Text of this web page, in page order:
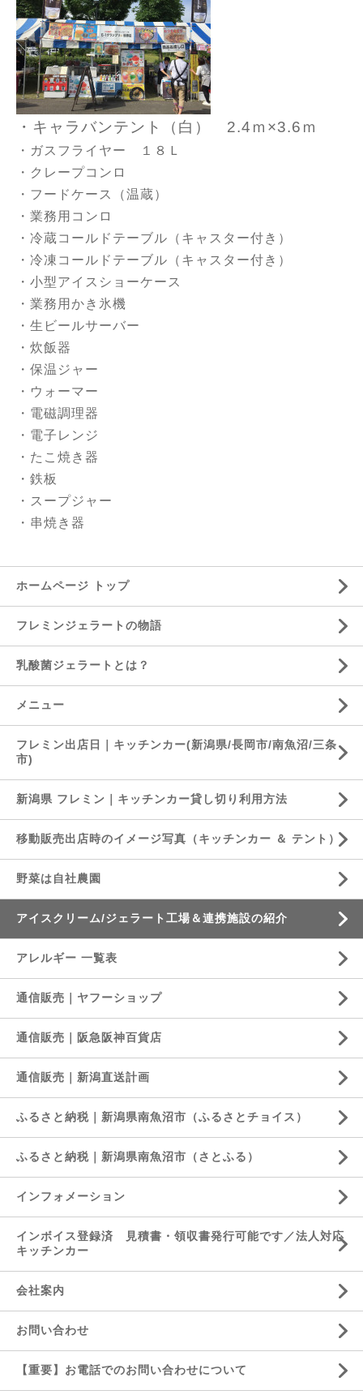
・キャラバンテント（白） 2.4ｍ×3.6ｍ
・ガスフライヤー １８Ｌ
・クレープコンロ
・フードケース（温蔵）
・業務用コンロ
・冷蔵コールドテーブル（キャスター付き）
・冷凍コールドテーブル（キャスター付き）
・小型アイスショーケース
・業務用かき氷機
・生ビールサーバー
・炊飯器
・保温ジャー
・ウォーマー
・電磁調理器
・電子レンジ
・たこ焼き器
・鉄板
・スープジャー
・串焼き器
ホームページ トップ
フレミンジェラートの物語
乳酸菌ジェラートとは？
メニュー
フレミン出店日｜キッチンカー(新潟県/長岡市/南魚沼/三条
市)
新潟県 フレミン｜キッチンカー貸し切り利用方法
移動販売出店時のイメージ写真（キッチンカー ＆ テント）
野菜は自社農園
アイスクリーム/ジェラート工場＆連携施設の紹介
アレルギー 一覧表
通信販売｜ヤフーショップ
通信販売｜阪急阪神百貨店
通信販売｜新潟直送計画
ふるさと納税｜新潟県南魚沼市（ふるさとチョイス）
ふるさと納税｜新潟県南魚沼市（さとふる）
インフォメーション
インボイス登録済 見積書・領収書発行可能です／法人対応
キッチンカー
会社案内
お問い合わせ
【重要】お電話でのお問い合わせについて